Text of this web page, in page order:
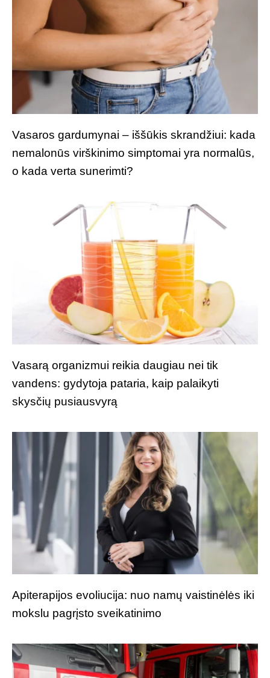
Vasaros gardumynai – iššūkis skrandžiui: kada
nemalonūs virškinimo simptomai yra normalūs,
o kada verta sunerimti?
Vasarą organizmui reikia daugiau nei tik
vandens: gydytoja pataria, kaip palaikyti
skysčių pusiausvyrą
Apiterapijos evoliucija: nuo namų vaistinėlės iki
mokslu pagrįsto sveikatinimo